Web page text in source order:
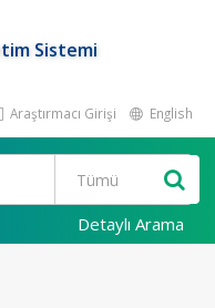
Sistemi
Araştırmacı Girişi English
Detaylı Arama